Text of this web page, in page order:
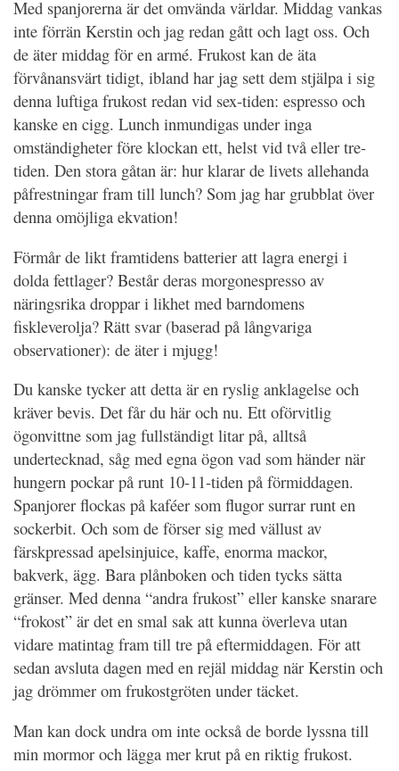
Med spanjorerna är det omvända världar. Middag vankas
inte förrän Kerstin och jag redan gått och lagt oss. Och
de äter middag för en armé. Frukost kan de äta
förvånansvärt tidigt, ibland har jag sett dem stjälpa i sig
denna luftiga frukost redan vid sex-tiden: espresso och
kanske en cigg. Lunch inmundigas under inga
omständigheter före klockan ett, helst vid två eller tre-
tiden. Den stora gåtan är: hur klarar de livets allehanda
påfrestningar fram till lunch? Som jag har grubblat över
denna omöjliga ekvation!
Förmår de likt framtidens batterier att lagra energi i
dolda fettlager? Består deras morgonespresso av
näringsrika droppar i likhet med barndomens
fiskleverolja? Rätt svar (baserad på långvariga
observationer): de äter i mjugg!
Du kanske tycker att detta är en ryslig anklagelse och
kräver bevis. Det får du här och nu. Ett oförvitlig
ögonvittne som jag fullständigt litar på, alltså
undertecknad, såg med egna ögon vad som händer när
hungern pockar på runt 10-11-tiden på förmiddagen.
Spanjorer flockas på kaféer som flugor surrar runt en
sockerbit. Och som de förser sig med vällust av
färskpressad apelsinjuice, kaffe, enorma mackor,
bakverk, ägg. Bara plånboken och tiden tycks sätta
gränser. Med denna “andra frukost” eller kanske snarare
“frokost” är det en smal sak att kunna överleva utan
vidare matintag fram till tre på eftermiddagen. För att
sedan avsluta dagen med en rejäl middag när Kerstin och
jag drömmer om frukostgröten under täcket.
Man kan dock undra om inte också de borde lyssna till
min mormor och lägga mer krut på en riktig frukost.